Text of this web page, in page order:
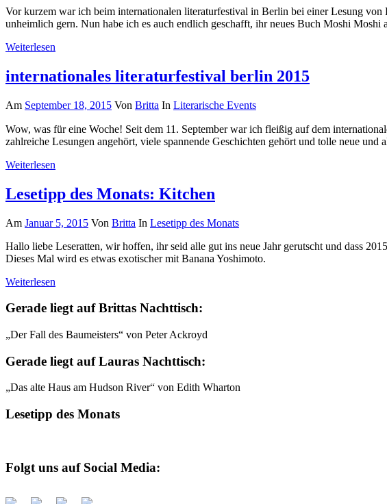
Vor kurzem war ich beim internationalen literaturfestival in Berlin bei einer Lesung
unheimlich gern. Nun habe ich es auch endlich geschafft, ihr neues Buch Moshi Moshi
Weiterlesen
internationales literaturfestival berlin 2015
Am September 18, 2015 Von Britta In Literarische Events
Wow, was für eine Woche! Seit dem 11. September war ich fleißig auf dem
zahlreiche Lesungen angehört, viele spannende Geschichten gehört und tolle neue
Weiterlesen
Lesetipp des Monats: Kitchen
Am Januar 5, 2015 Von Britta In Lesetipp des Monats
Hallo liebe Leseratten, wir hoffen, ihr seid alle gut ins neue Jahr gerutscht und dass
Dieses Mal wird es etwas exotischer mit Banana Yoshimoto.
Weiterlesen
Gerade liegt auf Brittas Nachttisch:
„Der Fall des Baumeisters“ von Peter Ackroyd
Gerade liegt auf Lauras Nachttisch:
„Das alte Haus am Hudson River“ von Edith Wharton
Lesetipp des Monats
Folgt uns auf Social Media: